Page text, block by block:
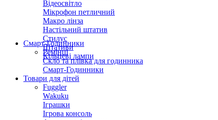
Відеосвітло
Мікрофон петличний
Макро лінза
Настільний штатив
Стилус
Штативи
Кільцеві лампи
Смарт-Годинники
Ремінці
Скло та плівка для годинника
Смарт-Годинники
Товари для дітей
Fuggler
Wakuku
Іграшки
Ігрова консоль